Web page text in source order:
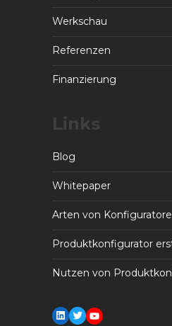
Werkschau
Referenzen
Finanzierung
Links
Blog
Whitepaper
Arten von
Produktkonfigurator
Nutzen von
LinkedIn
TwitterYouTube